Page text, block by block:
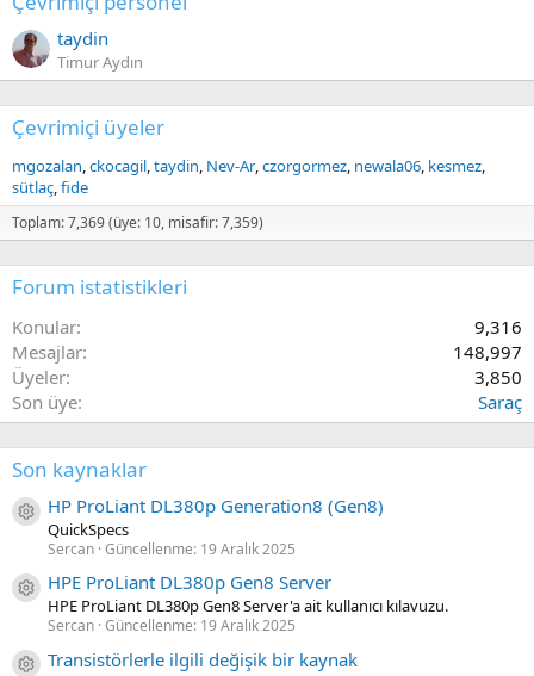
taydin
Timur Aydın
Çevrimiçi üyeler
mgozalan ckocagil taydin Nev-Ar czorgormez newala06 kesmez
sütlaç fide
Toplam: 7,369 (üye: 10, misafir: 7,359)
Forum istatistikleri
Konular
9,316
Mesajlar
148,997
Üyeler
3,850
Son üye
Saraç
Son kaynaklar
Kaynak ikon/amblem
HP ProLiant DL380p Generation8 (Gen8)
QuickSpecs
Sercan Güncellenme: 19 Aralık 2025
Kaynak ikon/amblem
HPE ProLiant DL380p Gen8 Server
HPE ProLiant DL380p Gen8 Server'a ait kullanıcı kılavuzu.
Sercan Güncellenme: 19 Aralık 2025
Kaynak ikon/amblem
Transistörlerle ilgili değişik bir kaynak